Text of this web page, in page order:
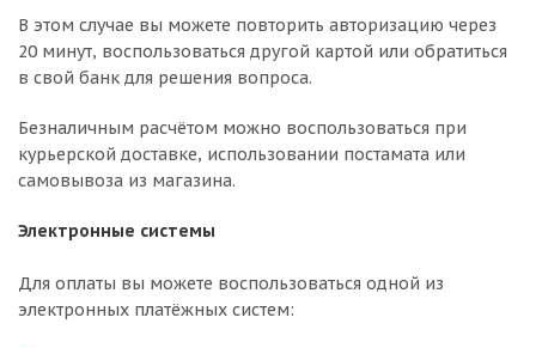
В этом случае вы можете повторить авторизацию через
20 минут, воспользоваться другой картой или обратиться
в свой банк для решения вопроса.
Безналичным расчётом можно воспользоваться при
курьерской доставке, использовании постамата или
самовывоза из магазина.
Электронные системы
Для оплаты вы можете воспользоваться одной из
электронных платёжных систем: